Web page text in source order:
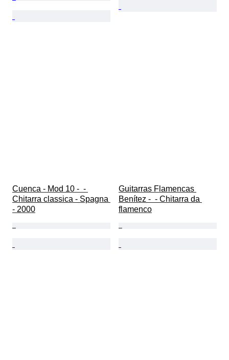
Cuenca - Mod 10 -  -
Chitarra classica - Spagna
- 2000
Guitarras Flamencas
Benítez -  - Chitarra da
flamenco